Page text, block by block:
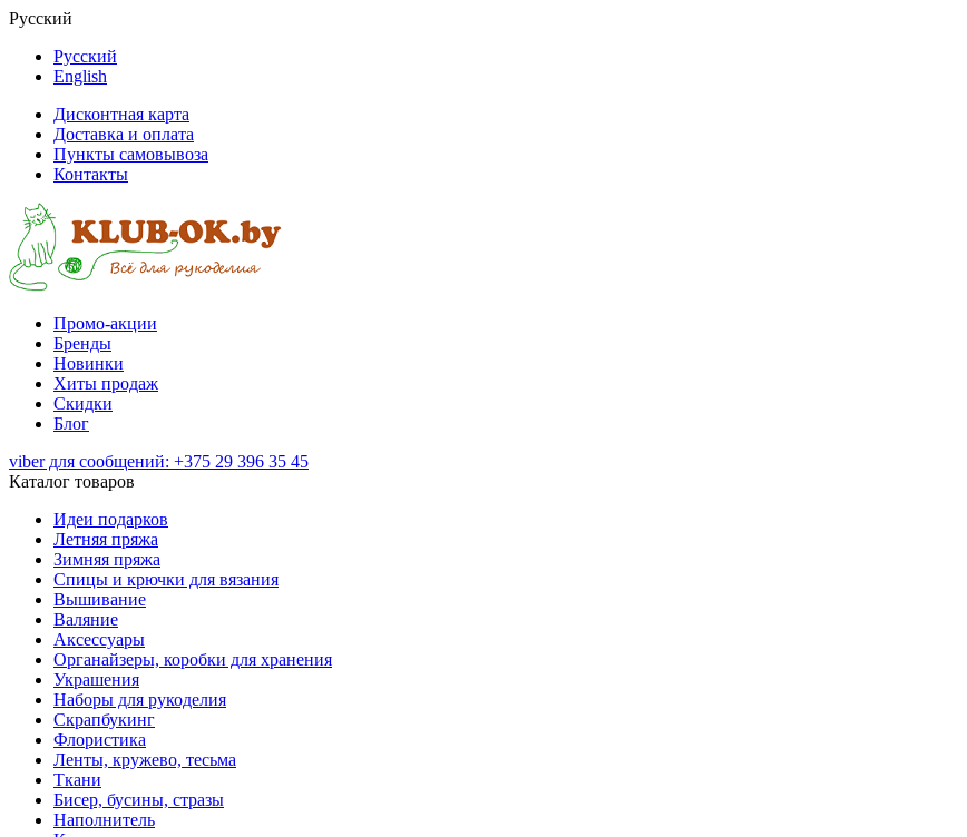
Русский
Русский
English
Дисконтная карта
Доставка и оплата
Пункты самовывоза
Контакты
Промо-акции
Бренды
Новинки
Хиты продаж
Скидки
Блог
viber для сообщений: +375 29 396 35 45
Каталог товаров
Идеи подарков
Летняя пряжа
Зимняя пряжа
Спицы и крючки для вязания
Вышивание
Валяние
Аксессуары
Органайзеры, коробки для хранения
Украшения
Наборы для рукоделия
Скрапбукинг
Флористика
Ленты, кружево, тесьма
Ткани
Бисер, бусины, стразы
Наполнитель